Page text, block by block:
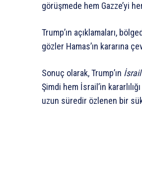
görüşmede hem Gazze’yi
Trump’ın açıklamaları,
gözler Hamas’ın kararına
Sonuç olarak, Trump’ın
Şimdi hem İsrail’in
uzun süredir özlenen bir